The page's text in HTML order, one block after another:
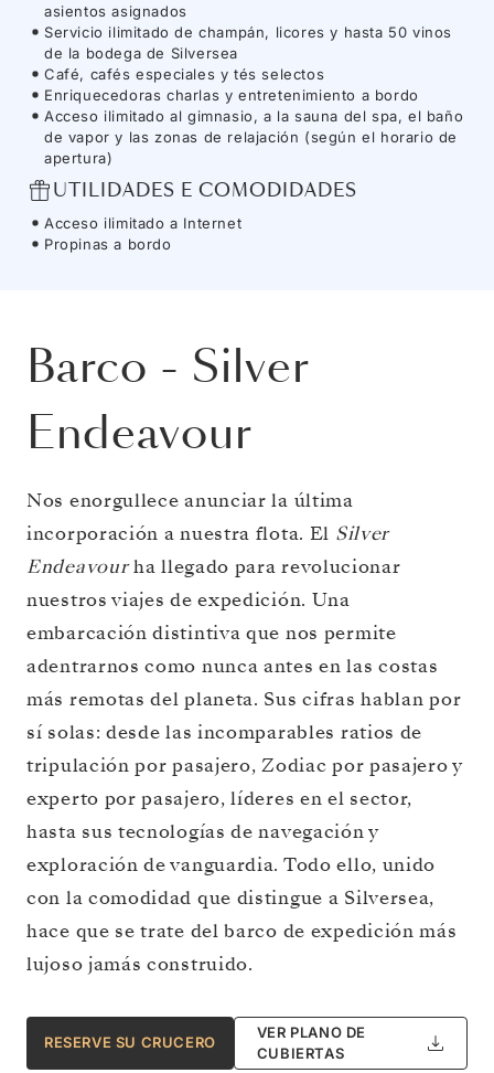
asientos asignados
Servicio ilimitado de champán, licores y hasta 50 vinos
de la bodega de Silversea
Café, cafés especiales y tés selectos
Enriquecedoras charlas y entretenimiento a bordo
Acceso ilimitado al gimnasio, a la sauna del spa, el baño
de vapor y las zonas de relajación (según el horario de
apertura)
UTILIDADES E COMODIDADES
Acceso ilimitado a Internet
Propinas a bordo
Barco - Silver
Endeavour
Nos enorgullece anunciar la última
incorporación a nuestra flota. El Silver
Endeavourha llegado para revolucionar
nuestros viajes de expedición. Una
embarcación distintiva que nos permite
adentrarnos como nunca antes en las costas
más remotas del planeta. Sus cifras hablan por
sí solas: desde las incomparables ratios de
tripulación por pasajero, Zodiac por pasajero y
experto por pasajero, líderes en el sector,
hasta sus tecnologías de navegación y
exploración de vanguardia. Todo ello, unido
con la comodidad que distingue a Silversea,
hace que se trate del barco de expedición más
lujoso jamás construido.
RESERVE SU CRUCERO
VER PLANO DE
CUBIERTAS